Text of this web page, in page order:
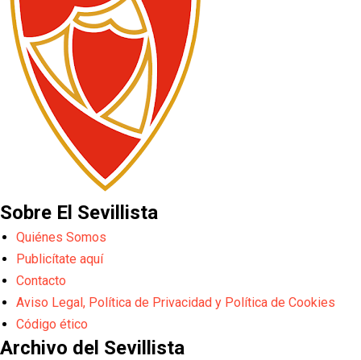
Sobre El Sevillista
Quiénes Somos
Publicítate aquí
Contacto
Aviso Legal, Política de Privacidad y Política de Cookies
Código ético
Archivo del Sevillista